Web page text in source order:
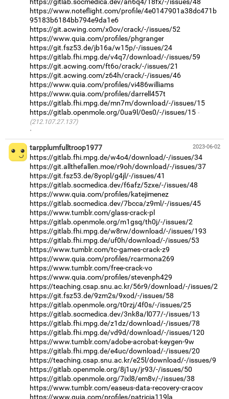
https://www.noteflight.com/profile/4e0147901a38dc471b
95183b6184bb794e9da1e6
https://git.acwing.com/x0ov/crack/-/issues/52
https://www.quia.com/profiles/phgranger
https://git.fsz53.de/jb16a/w15p/-/issues/24
https://gitlab.fhi.mpg.de/v4q7/download/-/issues/59
https://git.acwing.com/ft6o/crack/-/issues/21
https://git.acwing.com/z64h/crack/-/issues/46
https://www.quia.com/profiles/vi486williams
https://www.quia.com/profiles/darrell457t
https://gitlab.fhi.mpg.de/mn7m/download/-/issues/15
https://gitlab.openmole.org/0ua9l/0es0/-/issues/15
(212.107.27.137)
·
2023-06-02
tarpplumfulltroop1977
https://gitlab.fhi.mpg.de/w4o4/download/-/issues/34
https://git.allthefallen.moe/r9oh/download/-/issues/37
https://git.fsz53.de/8yopl/g4jl/-/issues/41
https://gitlab.socmedica.dev/f6afz/5zxe/-/issues/48
https://www.quia.com/profiles/katejimenez
https://gitlab.socmedica.dev/7bcca/z9ml/-/issues/45
https://www.tumblr.com/glass-crack-pl
https://gitlab.openmole.org/m1gsq/th0j/-/issues/2
https://gitlab.fhi.mpg.de/w8rw/download/-/issues/193
https://gitlab.fhi.mpg.de/uf0h/download/-/issues/53
https://www.tumblr.com/tc-games-crack-z9
https://www.quia.com/profiles/rcarmona269
https://www.tumblr.com/free-crack-vo
https://www.quia.com/profiles/stevenph429
https://teaching.csap.snu.ac.kr/56r9/download/-/issues/2
https://git.fsz53.de/9zm2s/9xod/-/issues/58
https://gitlab.openmole.org/t0rzj/4f0s/-/issues/25
https://gitlab.socmedica.dev/3nk8a/l077/-/issues/13
https://gitlab.fhi.mpg.de/z1dz/download/-/issues/78
https://gitlab.fhi.mpg.de/vd9d/download/-/issues/120
https://www.tumblr.com/adobe-acrobat-keygen-9w
https://gitlab.fhi.mpg.de/e4uc/download/-/issues/20
https://teaching.csap.snu.ac.kr/e25l/download/-/issues/9
https://gitlab.openmole.org/8j1uy/jr93/-/issues/50
https://gitlab.openmole.org/7ixl8/em8v/-/issues/38
https://www.tumblr.com/easeus-data-recovery-cracov
https://www.quia.com/profiles/patricia119la